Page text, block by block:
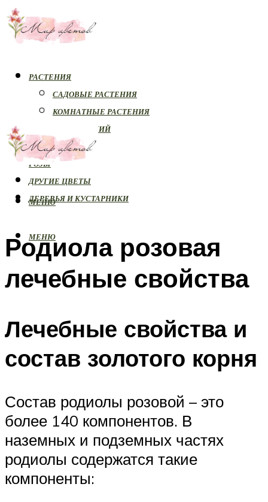
РАСТЕНИЯ
САДОВЫЕ РАСТЕНИЯ
КОМНАТНЫЕ РАСТЕНИЯ
БОЛЕЗНИ РАСТЕНИЙ
ОРХИДЕИ
РОЗЫ
ДРУГИЕ ЦВЕТЫ
ДЕРЕВЬЯ И КУСТАРНИКИ
МЕНЮ
МЕНЮ
Родиола розовая
лечебные свойства
Лечебные свойства и
состав золотого корня
Состав родиолы розовой – это
более 140 компонентов. В
наземных и подземных частях
родиолы содержатся такие
компоненты: